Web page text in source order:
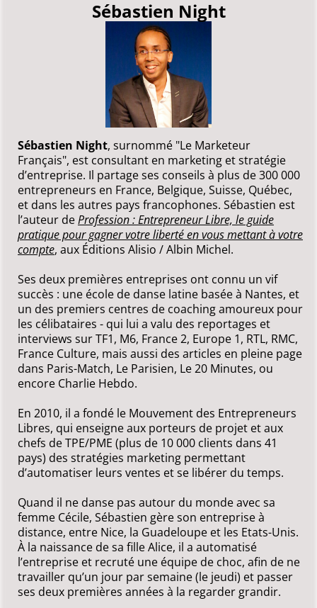
Sébastien Night
Sébastien Night, surnommé "Le Marketeur
Français", est consultant en marketing et stratégie
d’entreprise. Il partage ses conseils à plus de 300 000
entrepreneurs en France, Belgique, Suisse, Québec,
et dans les autres pays francophones. Sébastien est
l’auteur deProfession : Entrepreneur Libre, le guide
pratique pour gagner votre liberté en vous mettant à votre
compte, aux Éditions Alisio / Albin Michel.
Ses deux premières entreprises ont connu un vif
succès : une école de danse latine basée à Nantes, et
un des premiers centres de coaching amoureux pour
les célibataires - qui lui a valu des reportages et
interviews sur TF1, M6, France 2, Europe 1, RTL, RMC,
France Culture, mais aussi des articles en pleine page
dans Paris-Match, Le Parisien, Le 20 Minutes, ou
encore Charlie Hebdo.
En 2010, il a fondé le Mouvement des Entrepreneurs
Libres, qui enseigne aux porteurs de projet et aux
chefs de TPE/PME (plus de 10 000 clients dans 41
pays) des stratégies marketing permettant
d’automatiser leurs ventes et se libérer du temps.
Quand il ne danse pas autour du monde avec sa
femme Cécile, Sébastien gère son entreprise à
distance, entre Nice, la Guadeloupe et les Etats-Unis.
À la naissance de sa fille Alice, il a automatisé
l’entreprise et recruté une équipe de choc, afin de ne
travailler qu’un jour par semaine (le jeudi) et passer
ses deux premières années à la regarder grandir.